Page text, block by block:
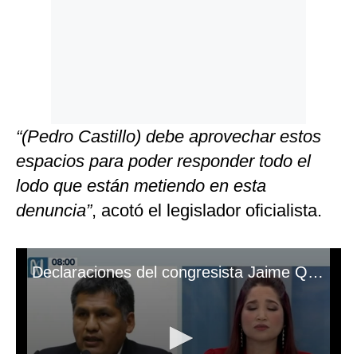
“(Pedro Castillo) debe aprovechar estos
espacios para poder responder todo el
lodo que están metiendo en esta
denuncia”, acotó el legislador oficialista.
Declaraciones del congresista Jaime Quito